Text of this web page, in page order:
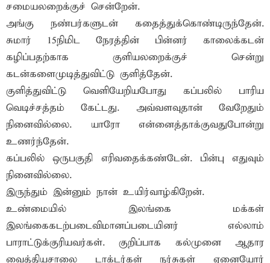
சமையலறைக்குச் சென்றேன்.
அங்கு நண்பர்களுடன் கதைத்துக்கொண்டிருந்தேன்.
சுமார் 15நிமிட நேரத்தின் பின்னர் காலைக்கடன்
கழிப்பதற்காக குளியலறைக்குச் சென்று
கடன்களைமுடித்துவிட்டு குளித்தேன்.
குளித்துவிட்டு வெளியேறியபோது கப்பலில் பாரிய
வெடிச்சத்தம் கேட்டது. அவ்வளவுதான் வேறேதும்
நினைவில்லை. யாரோ என்னைத்தாக்குவதுபோன்று
உணர்ந்தேன்.
கப்பலில் ஒருபகுதி எரிவதைக்கண்டேன். பின்பு எதுவும்
நினைவில்லை.
இருந்தும் இன்னும் நான் உயிர்வாழ்கிறேன்.
உண்மையில் இலங்கை மக்கள்
இலங்கைகடற்படைவிமானப்படையினர் எல்லாம்
பாராட்டுக்குரியவர்கள். குறிப்பாக கல்முனை ஆதார
வைத்தியசாலை டாக்டர்கள் நர்சுகள் ஏனையோர்